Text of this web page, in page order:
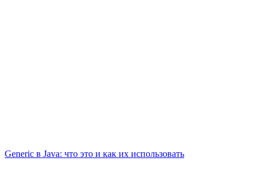
Generic в Java: что это и как их использовать